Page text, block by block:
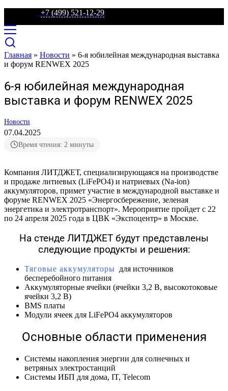
+7 (499) 521-12-29
Главная » Новости » 6-я юбилейная международная выставка
и форум RENWEX 2025
6-я юбилейная международная
выставка и форум RENWEX 2025
Новости
07.04.2025
Время чтения: 2 минуты
Компания ЛИТДЖЕТ, специализирующаяся на производстве
и продаже литиевых (LiFePO4) и натриевых (Na-ion)
аккумуляторов, примет участие в международной выставке и
форуме RENWEX 2025 «Энергосбережение, зеленая
энергетика и электротранспорт». Мероприятие пройдет с 22
по 24 апреля 2025 года в ЦВК «Экспоцентр» в Москве.
На стенде ЛИТДЖЕТ будут представлены
следующие продукты и решения:
Тяговые аккумуляторы для источников
бесперебойного питания
Аккумуляторные ячейки (ячейки 3,2 В, высокотоковые
ячейки 3,2 В)
BMS платы
Модули ячеек для LiFePO4 аккумуляторов
Основные области применения
Системы накопления энергии для солнечных и
ветряных электростанций
Системы ИБП для дома, IT, Telecom